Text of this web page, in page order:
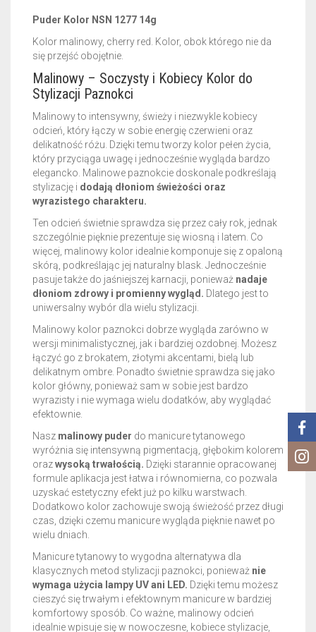
Puder Kolor NSN 1277 14g
Kolor malinowy, cherry red. Kolor, obok którego nie da
się przejść obojętnie.
Malinowy – Soczysty i Kobiecy Kolor do
Stylizacji Paznokci
Malinowy to intensywny, świeży i niezwykle kobiecy
odcień, który łączy w sobie energię czerwieni oraz
delikatność różu. Dzięki temu tworzy kolor pełen życia,
który przyciąga uwagę i jednocześnie wygląda bardzo
elegancko. Malinowe paznokcie doskonale podkreślają
stylizację i dodają dłoniom świeżości oraz
wyrazistego charakteru.
Ten odcień świetnie sprawdza się przez cały rok, jednak
szczególnie pięknie prezentuje się wiosną i latem. Co
więcej, malinowy kolor idealnie komponuje się z opaloną
skórą, podkreślając jej naturalny blask. Jednocześnie
pasuje także do jaśniejszej karnacji, ponieważ nadaje
dłoniom zdrowy i promienny wygląd. Dlatego jest to
uniwersalny wybór dla wielu stylizacji.
Malinowy kolor paznokci dobrze wygląda zarówno w
wersji minimalistycznej, jak i bardziej ozdobnej. Możesz
łączyć go z brokatem, złotymi akcentami, bielą lub
delikatnym ombre. Ponadto świetnie sprawdza się jako
kolor główny, ponieważ sam w sobie jest bardzo
wyrazisty i nie wymaga wielu dodatków, aby wyglądać
efektownie.
Nasz malinowy puder do manicure tytanowego
wyróżnia się intensywną pigmentacją, głębokim kolorem
orazwysoką trwałością. Dzięki starannie opracowanej
formule aplikacja jest łatwa i równomierna, co pozwala
uzyskać estetyczny efekt już po kilku warstwach.
Dodatkowo kolor zachowuje swoją świeżość przez długi
czas, dzięki czemu manicure wygląda pięknie nawet po
wielu dniach.
Manicure tytanowy to wygodna alternatywa dla
klasycznych metod stylizacji paznokci, ponieważ nie
wymaga użycia lampy UV ani LED. Dzięki temu możesz
cieszyć się trwałym i efektownym manicure w bardziej
komfortowy sposób. Co ważne, malinowy odcień
idealnie wpisuje się w nowoczesne, kobiece stylizacje,